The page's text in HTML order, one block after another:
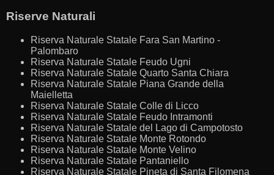
Riserve Naturali
Riserva Naturale Statale Fara San Martino -
Palombaro
Riserva Naturale Statale Feudo Ugni
Riserva Naturale Statale Quarto Santa Chiara
Riserva Naturale Statale Piana Grande della
Maielletta
Riserva Naturale Statale Colle di Licco
Riserva Naturale Statale Feudo Intramonti
Riserva Naturale Statale del Lago di Campotosto
Riserva Naturale Statale Monte Rotondo
Riserva Naturale Statale Monte Velino
Riserva Naturale Statale Pantaniello
Riserva Naturale Statale Pineta di Santa Filomena